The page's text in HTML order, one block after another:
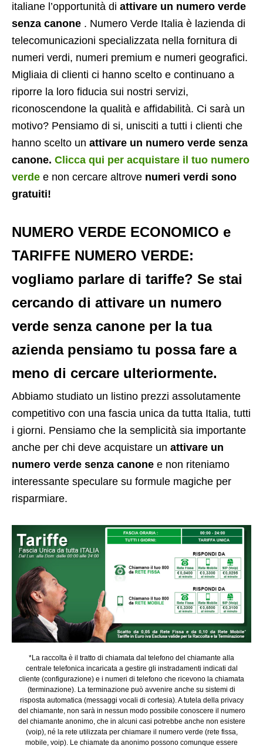
italiane l’opportunità di attivare un numero verde
senza canone . Numero Verde Italia è lazienda di
telecomunicazioni specializzata nella fornitura di
numeri verdi, numeri premium e numeri geografici.
Migliaia di clienti ci hanno scelto e continuano a
riporre la loro fiducia sui nostri servizi,
riconoscendone la qualità e affidabilità. Ci sarà un
motivo? Pensiamo di si, unisciti a tutti i clienti che
hanno scelto un attivare un numero verde senza
canone. Clicca qui per acquistare il tuo numero
verde e non cercare altrove numeri verdi sono
gratuiti!
NUMERO VERDE ECONOMICO e
TARIFFE NUMERO VERDE:
vogliamo parlare di tariffe? Se stai
cercando di attivare un numero
verde senza canone per la tua
azienda pensiamo tu possa fare a
meno di cercare ulteriormente.
Abbiamo studiato un listino prezzi assolutamente
competitivo con una fascia unica da tutta Italia, tutti
i giorni. Pensiamo che la semplicità sia importante
anche per chi deve acquistare un attivare un
numero verde senza canone e non riteniamo
interessante speculare su formule magiche per
risparmiare.
*La raccolta è il tratto di chiamata dal telefono del chiamante alla
centrale telefonica incaricata a gestire gli instradamenti indicati dal
cliente (configurazione) e i numeri di telefono che ricevono la chiamata
(terminazione). La terminazione può avvenire anche su sistemi di
risposta automatica (messaggi vocali di cortesia). A tutela della privacy
del chiamante, non sarà in nessun modo possibile conoscere il numero
del chiamante anonimo, che in alcuni casi potrebbe anche non esistere
(voip), né la rete utilizzata per chiamare il numero verde (rete fissa,
mobile, voip). Le chiamate da anonimo possono comunque essere